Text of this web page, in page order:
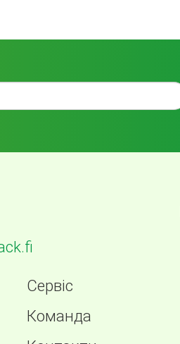
Сервіс
Команда